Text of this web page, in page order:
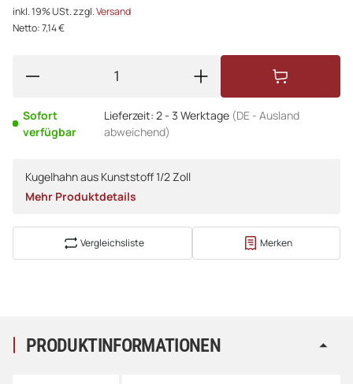
inkl. 19% USt. zzgl.Versand
Netto: 7,14 €
Sofort
verfügbar
Lieferzeit: 2 - 3 Werktage (DE - Ausland
abweichend)
Kugelhahn aus Kunststoff 1/2 Zoll
Mehr Produktdetails
Vergleichsliste Merken
PRODUKTINFORMATIONEN